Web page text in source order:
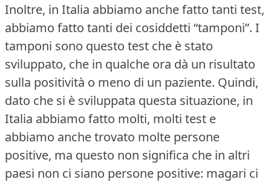
Inoltre, in Italia abbiamo anche fatto tanti test,
abbiamo fatto tanti dei cosiddetti “tamponi”. I
tamponi sono questo test che è stato
sviluppato, che in qualche ora dà un risultato
sulla positività o meno di un paziente. Quindi,
dato che si è sviluppata questa situazione, in
Italia abbiamo fatto molti, molti test e
abbiamo anche trovato molte persone
positive, ma questo non significa che in altri
paesi non ci siano persone positive: magari ci